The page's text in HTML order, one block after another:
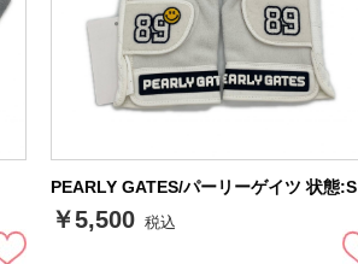
PEARLY GATES/パーリーゲイツ 状態:S
￥5,500 税込